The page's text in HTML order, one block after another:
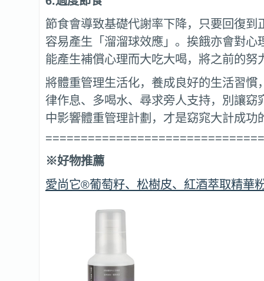
節食會導致基礎代謝率下降，只要回復到
容易產生「溜溜球效應」。挨餓亦會對心
能產生補償心理而大吃大喝，將之前的努
將體重管理生活化，養成良好的生活習慣
律作息、多喝水、尋求旁人支持，別讓窈
中影響體重管理計劃，才是窈窕大計成功
※好物推薦
愛尚它®葡萄籽、松樹皮、紅酒萃取精華